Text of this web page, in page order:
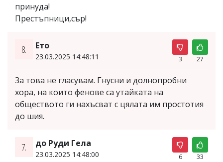
принуда!
Престъпници,сър!
8. Ето
23.03.2025 14:48:11 3 27
За това не гласувам. Гнусни и долнопробни
хора, на които фенове са утайката на
обществото ги нахъсват с цялата им простотия
до шия.
7. до Руди Гела
23.03.2025 14:48:00 6 33